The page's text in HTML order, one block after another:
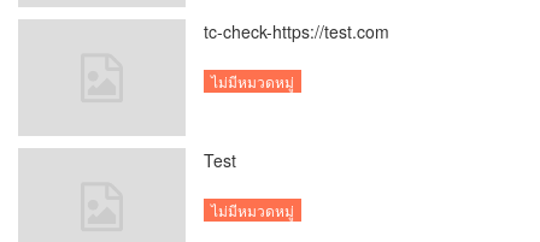
tc-check-https://test.com
ไม่มีหมวดหมู่
Test
ไม่มีหมวดหมู่